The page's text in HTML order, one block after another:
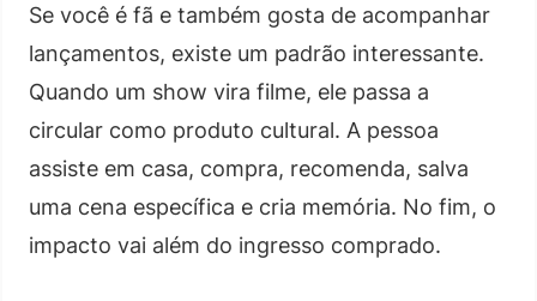
Se você é fã e também gosta de acompanhar
lançamentos, existe um padrão interessante.
Quando um show vira filme, ele passa a
circular como produto cultural. A pessoa
assiste em casa, compra, recomenda, salva
uma cena específica e cria memória. No fim, o
impacto vai além do ingresso comprado.